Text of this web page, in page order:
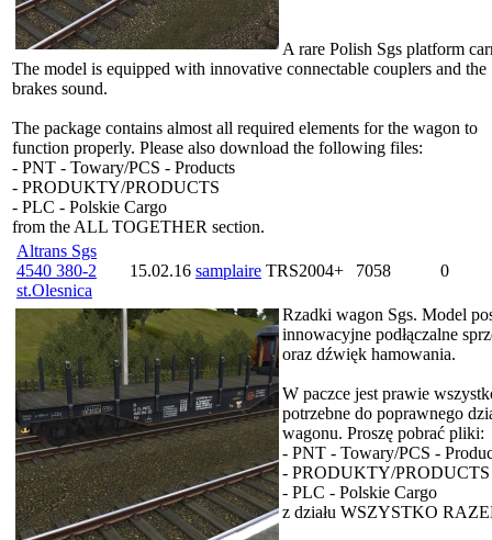
A rare Polish Sgs platform
The model is equipped with innovative connectable couplers and the
brakes sound.
The package contains almost all required elements for the wagon to
function properly. Please also download the following files:
- PNT - Towary/PCS - Products
- PRODUKTY/PRODUCTS
- PLC - Polskie Cargo
from the ALL TOGETHER section.
Altrans Sgs
4540 380-2
st.Olesnica
15.02.16 samplaire TRS2004+ 7058 0
Rzadki wagon Sgs. Model
innowacyjne podłączalne
oraz dźwięk hamowania.
W paczce jest prawie
potrzebne do poprawnego
wagonu. Proszę pobrać pliki:
- PNT - Towary/PCS -
- PRODUKTY/PRODUCTS
- PLC - Polskie Cargo
z działu WSZYSTKO